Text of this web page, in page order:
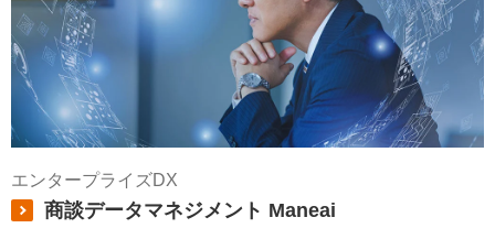
エンタープライズDX
商談データマネジメント Maneai